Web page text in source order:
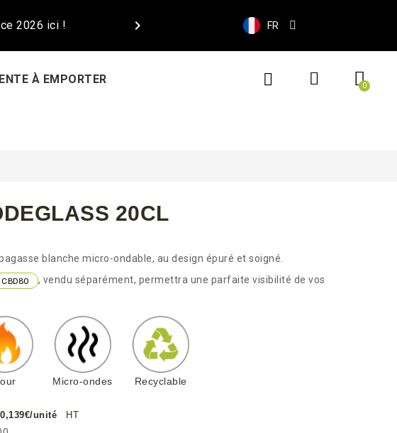
2026 ici !  FR
À EMPORTER
20CL
blanche micro-ondable, au design épuré et soigné.
CBD80
, vendu séparément, permettra une parfaite visibilité de vos
Micro-ondes Recyclable
0,139€/unité HT